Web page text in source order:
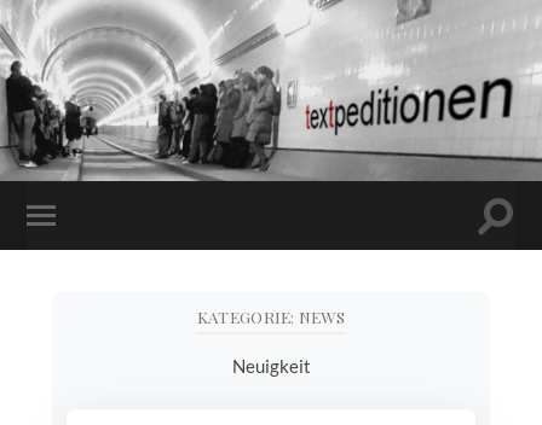
MOBILE-
MENÜ
KATEGORIE: NEWS
Neuigkeit